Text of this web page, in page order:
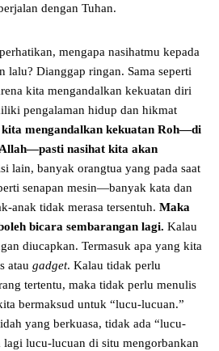
dengan Tuhan.
mengapa nasihatmu kepada
lalu? Dianggap ringan. Sama seperti
kita mengandalkan kekuatan diri
pengalaman hidup dan hikmat
mengandalkan kekuatan Roh—di
nasihat kita akan
lain, banyak orangtua yang pada saat
senapan mesin—banyak kata dan
anak tidak merasa tersentuh. Maka
bicara sembarangan lagi. Kalau
diucapkan. Termasuk apa yang kita
atau gadget. Kalau tidak perlu
tertentu, maka tidak perlu menulis
bermaksud untuk “lucu-lucuan.”
yang berkuasa, tidak ada “lucu-
lucu-lucuan di situ mengorbankan